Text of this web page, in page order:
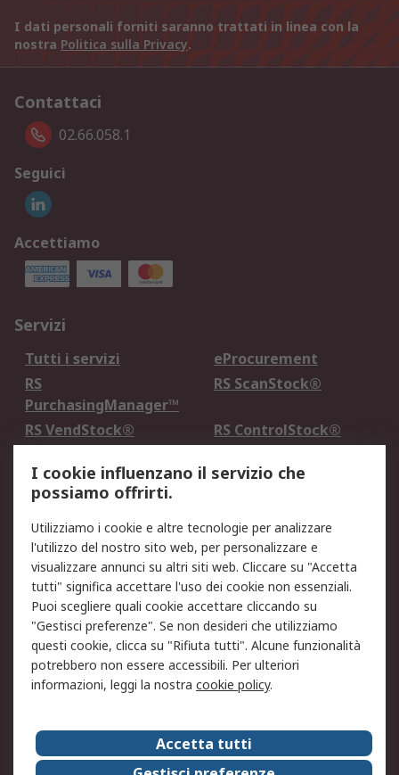
I dati personali forniti saranno trattati in linea con la
nostra Politica sulla Privacy.
Contattaci
02.66.058.1
Seguici
Accettiamo
Servizi
Tutti i servizi
eProcurement
RS
PurchasingManager™
RS ScanStock®
RS VendStock®
RS ControlStock®
Legale
Informativa Cookie
Informativa Privacy -
Aggiornata
Email Security
Termini d'uso
Condizioni di vendita
Condizioni generali di
servizio
Etica e responsabilità
Chi Siamo
Chi Siamo
Contattaci
Supporto
ESG
I cookie influenzano il servizio che
possiamo offrirti.
Utilizziamo i cookie e altre tecnologie per analizzare
l'utilizzo del nostro sito web, per personalizzare e
visualizzare annunci su altri siti web. Cliccare su "Accetta
tutti" significa accettare l'uso dei cookie non essenziali.
Puoi scegliere quali cookie accettare cliccando su
"Gestisci preferenze". Se non desideri che utilizziamo
questi cookie, clicca su "Rifiuta tutti". Alcune funzionalità
potrebbero non essere accessibili. Per ulteriori
informazioni, leggi la nostra cookie policy.
Accetta tutti